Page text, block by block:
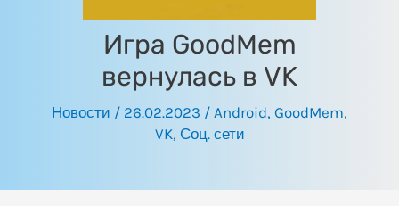
Игра GoodMem
вернулась в VK
Новости / 26.02.2023 / Android, GoodMem,
VK, Соц. сети